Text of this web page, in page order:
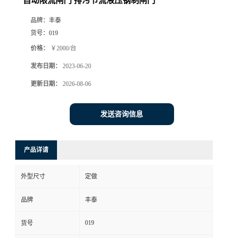
品牌： 丰泰
货号： 019
价格： ￥2000/台
发布日期： 2023-06-20
更新日期： 2026-08-06
发送咨询信息
产品详请
外型尺寸 定做
品牌 丰泰
货号 019